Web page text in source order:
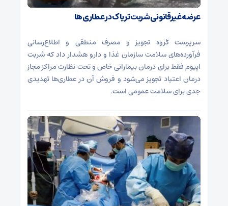
عرضه غیرقانونی شربت تریاک در عطاری‌ها
سرپرست گروه تجویز و مصرف منطقی و اطلاع‌رسانی
فرآورده‌های سلامت سازمان غذا و دارو هشدار داد که شربت
اپیوم فقط برای درمان بیمارانی خاص و تحت نظارت مراکز مجاز
درمان اعتیاد تجویز می‌شود و فروش آن در عطاری‌ها تهدیدی
جدی برای سلامت عمومی است.